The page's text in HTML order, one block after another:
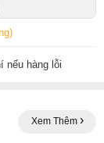
nếu hàng lỗi
Xem Thêm